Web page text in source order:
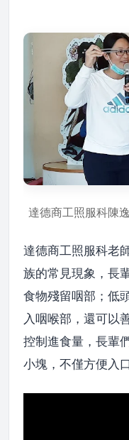
達德商工照服科陳
達德商工照服科老
族的常見現象，長
食物殘留咽部；低
入咽喉部，還可以
控制進食量，長輩
小塊，不僅方便入